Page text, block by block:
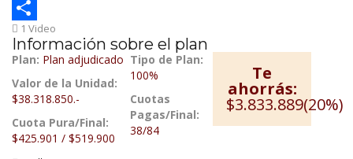
Email
Compartir
1 Video
Información sobre el plan
Plan: Plan adjudicado
Valor de la Unidad:
$38.318.850.-
Cuota Pura/Final:
$425.901 / $519.900
Tipo de Plan:
100%
Cuotas
Pagas/Final:
38/84
Te
ahorrás:
$3.833.889(20%)